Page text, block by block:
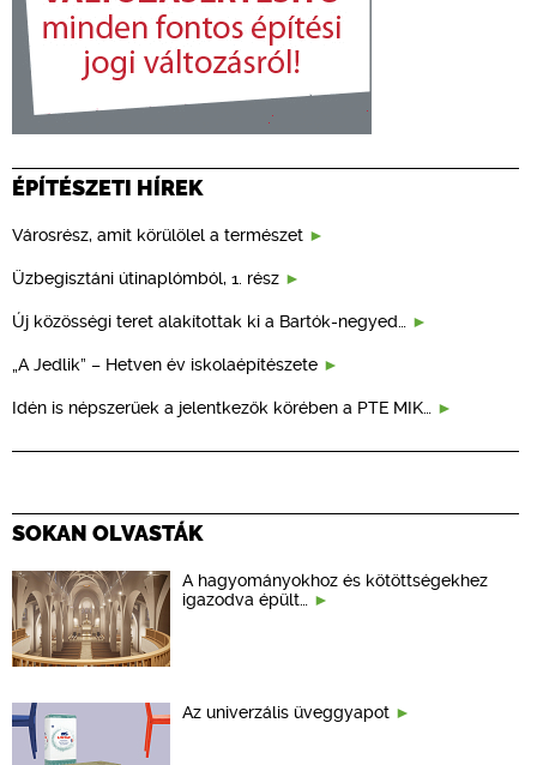
ÉPÍTÉSZETI HÍREK
Városrész, amit körülölel a természet
Üzbegisztáni útinaplómból, 1. rész
Új közösségi teret alakítottak ki a Bartók-negyed…
„A Jedlik” – Hetven év iskolaépítészete
Idén is népszerűek a jelentkezők körében a PTE MIK…
SOKAN OLVASTÁK
A hagyományokhoz és kötöttségekhez
igazodva épült…
Az univerzális üveggyapot